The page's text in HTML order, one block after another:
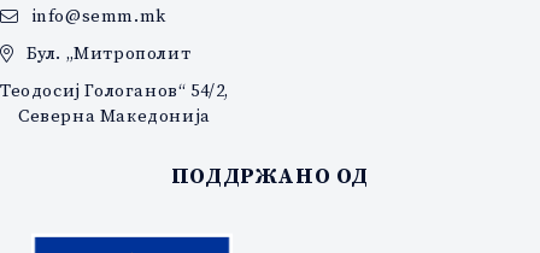
info@semm.mk
Бул. „Митрополит
Теодосиј Гологанов“ 54/2,
Северна Македонија
ПОДДРЖАНО ОД